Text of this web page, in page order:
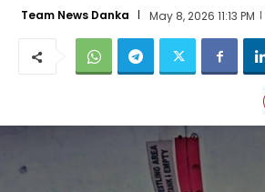
Team News Danka May 8, 2026 11:13 PM